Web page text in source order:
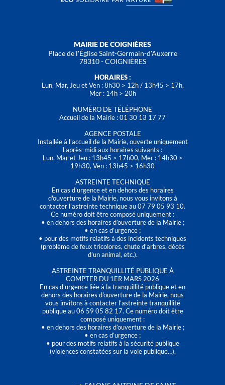
MAIRIE DE COIGNIÈRES
Place de l'Église Saint-Germain-d'Auxerre
78310 - COIGNIÈRES
HORAIRES :
Lun, Mar, Jeu et Ven : 8h30 > 12h / 13h45 > 17h,
Mer : 14h > 20h
NUMÉRO DE TÉLÉPHONE
Accueil de la Mairie : 01 30 13 17 77
AGENCE POSTALE
Installée à l’accueil de la Mairie, ouverte uniquement
l'après-midi aux horaires suivants :
Lun, Mar et Jeu : 13h45 > 17h00, Mer : 14h30 >
19h30, Ven : 13h45 > 16h30
ASTREINTE TECHNIQUE
En cas d’urgence et en dehors des horaires
d'ouverture de la Mairie, nous vous invitons à
contacter l’astreinte technique au 07 79 05 93 10.
Ce numéro doit être composé uniquement :
• en dehors des horaires d’ouverture de la Mairie ;
• en cas d’urgence ;
• pour des motifs relatifs à des incidents techniques
(problème de feux tricolores, chute d’arbres, décès
d’un animal, etc.).
ASTREINTE TRANQUILLITÉ PUBLIQUE À
COMPTER DU 1ER MARS 2026
En cas d’urgence liée à la tranquillité publique et en
dehors des horaires d'ouverture de la Mairie, nous
vous invitons à contacter l’astreinte tranquillité
publique au 06 59 05 82 17. Ce numéro doit être
composé uniquement :
• en dehors des horaires d’ouverture de la Mairie ;
• en cas d’urgence ;
• pour des motifs relatifs à la sécurité publique
(violences constatées sur la voie publique…).